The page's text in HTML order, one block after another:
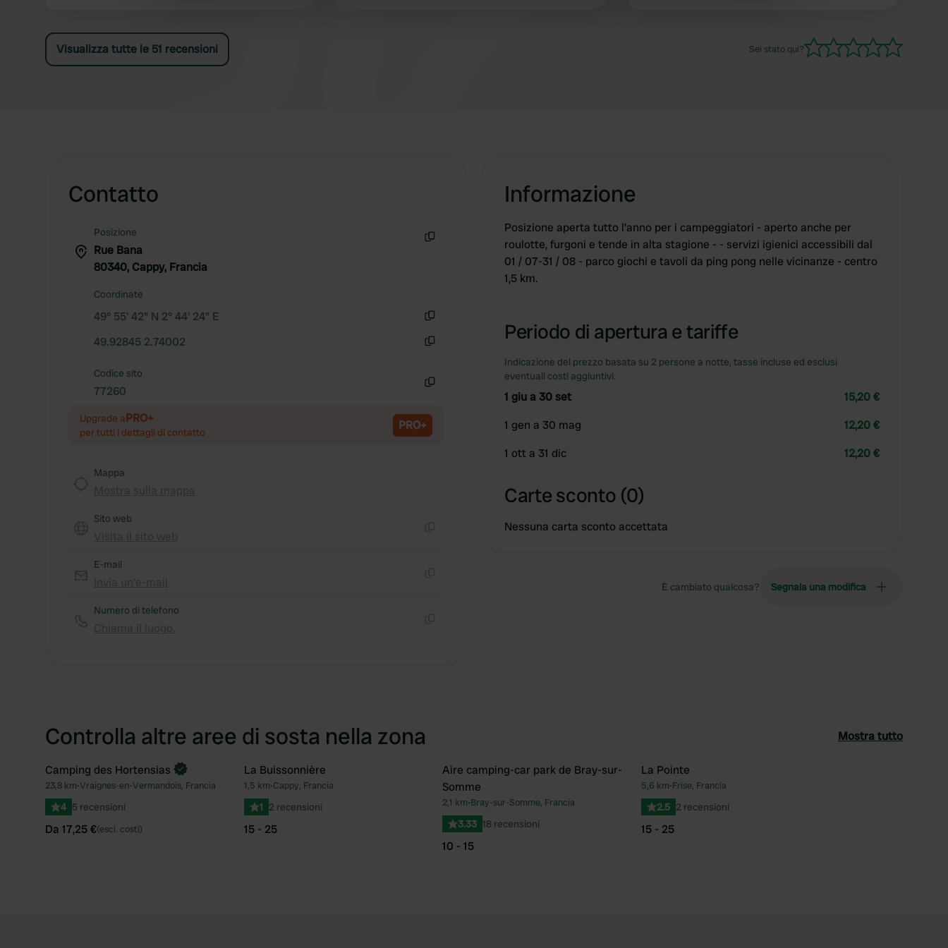
Visualizza tutte le 51 recensioni Sei stato qui?
Contatto
Posizione
Rue Bana
80340, Cappy, Francia
Coordinate
49° 55' 42" N 2° 44' 24" E
49.92845 2.74002
Codice sito
77260
Upgrade aPRO+
per tutti i dettagli di contatto PRO+
Mappa
Sito web
E-mail
Numero di telefono
Informazione
Posizione aperta tutto l'anno per i campeggiatori - aperto anche per
roulotte, furgoni e tende in alta stagione - - servizi igienici accessibili dal
01 / 07-31 / 08 - parco giochi e tavoli da ping pong nelle vicinanze - centro
1,5 km.
Periodo di apertura e tariffe
Indicazione del prezzo basata su 2 persone a notte, tasse incluse ed esclusi
eventuali costi aggiuntivi.
1 giu a 30 set
15,20 €
1 gen a 30 mag
12,20 €
1 ott a 31 dic
12,20 €
Carte sconto (0)
Nessuna carta sconto accettata
È cambiato qualcosa? Segnala una modifica
Controlla altre aree di sosta nella zona Mostra tutto
Preferito
Prenota ora
Camping des Hortensias
23,8 km•Vraignes-en-Vermandois, Francia
4 5 recensioni
Da 17,25 €(escl. costi)
Preferito
La Buissonnière
1,5 km•Cappy, Francia
1 2 recensioni
15 - 25
Preferito
Aire camping-car park de Bray-sur-
Somme
2,1 km•Bray-sur-Somme, Francia
3.33 18 recensioni
10 - 15
La Pointe
5,6 km•Frise, Francia
2.5 2 recensioni
15 - 25